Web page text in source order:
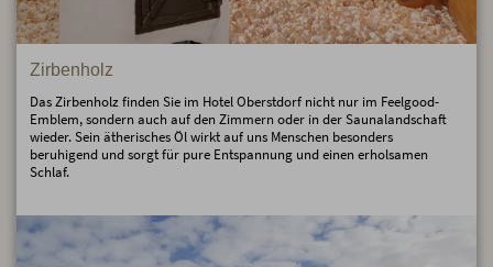
Zirbenholz
Das Zirbenholz finden Sie im Hotel Oberstdorf nicht nur im Feelgood-
Emblem, sondern auch auf den Zimmern oder in der Saunalandschaft
wieder. Sein ätherisches Öl wirkt auf uns Menschen besonders
beruhigend und sorgt für pure Entspannung und einen erholsamen
Schlaf.